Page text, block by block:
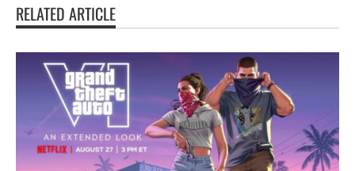
RELATED ARTICLE